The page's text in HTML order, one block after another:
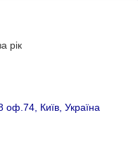
рік
оф.74, Київ, Україна